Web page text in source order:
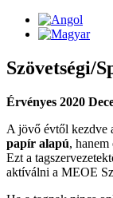
Szövetségi/
Érvényes 2020
A jövő évtől kezdve
papír alapú,
Ezt a
aktíválni a MEOE